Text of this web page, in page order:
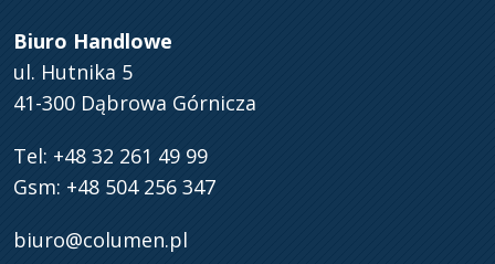
Biuro Handlowe
ul. Hutnika 5
41-300 Dąbrowa Górnicza
Tel: +48 32 261 49 99
Gsm: +48 504 256 347
biuro@columen.pl